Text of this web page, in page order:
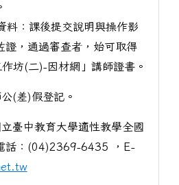
料：課後提交說明與操作影
證，通過審查者，始可取得
坊(二)-因材網」講師證書。
(差)假登記。
臺中教育大學適性教學全國
話：(04)2369-6435 ，E-